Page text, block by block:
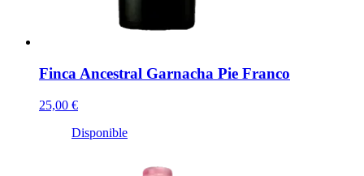
Finca Ancestral Garnacha Pie Franco
25,00 €
Disponible